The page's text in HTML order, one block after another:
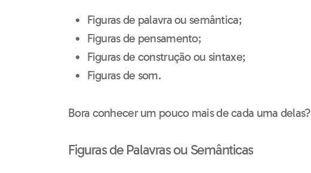
Figuras de palavra ou semântica;
Figuras de pensamento;
Figuras de construção ou sintaxe;
Figuras de som.
Bora conhecer um pouco mais de cada uma delas?
Figuras de Palavras ou Semânticas